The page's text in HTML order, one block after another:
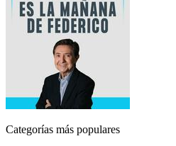
Categorías más populares